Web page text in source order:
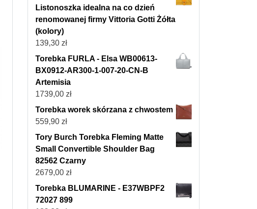
Listonoszka idealna na co dzień
renomowanej firmy Vittoria Gotti Żółta
(kolory)
139,30 zł
Torebka FURLA - Elsa WB00613-
BX0912-AR300-1-007-20-CN-B
Artemisia
1739,00 zł
Torebka worek skórzana z chwostem
559,90 zł
Tory Burch Torebka Fleming Matte
Small Convertible Shoulder Bag
82562 Czarny
2679,00 zł
Torebka BLUMARINE - E37WBPF2
72027 899